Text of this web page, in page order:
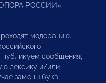
РОССИИ».
модерацию.
публикуем сообщения,
лексику и/или
замены букв